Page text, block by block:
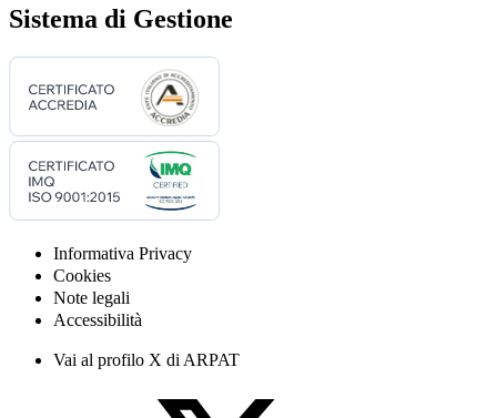
Sistema di Gestione
Informativa Privacy
Cookies
Note legali
Accessibilità
Vai al profilo X di ARPAT